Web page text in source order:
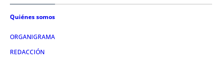
Quiénes somos
ORGANIGRAMA
REDACCIÓN